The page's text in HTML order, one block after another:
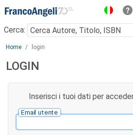
Menu
Cerca:
Main content
Home login
LOGIN
Inserisci i tuoi dati per
Email utente